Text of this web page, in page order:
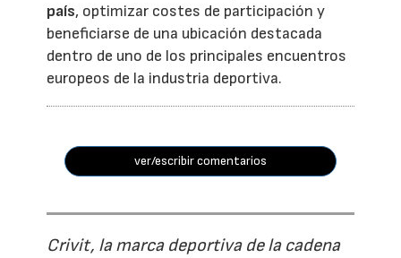
país, optimizar costes de participación y
beneficiarse de una ubicación destacada
dentro de uno de los principales encuentros
europeos de la industria deportiva.
ver/escribir comentarios
Crivit, la marca deportiva de la cadena